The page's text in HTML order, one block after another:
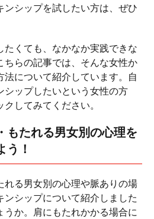
ンシップを試したい方は、ぜひ
たくても、なかなか実践できな
ちらの記事では、そんな女性か
法について紹介しています。自
シップしたいという女性の方
してみてください。
もたれる男女別の心理を
う！
れる男女別の心理や脈ありの場
シップについて紹介しました
うか。肩にもたれかかる場合に